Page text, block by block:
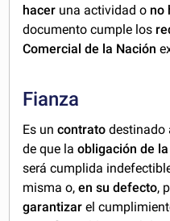
hacer una actividad o no
documento cumple los
Comercial de la Nación
Fianza
Es uncontrato
de que laobligación de
será cumplida
misma o,en su defecto,
garantizar el